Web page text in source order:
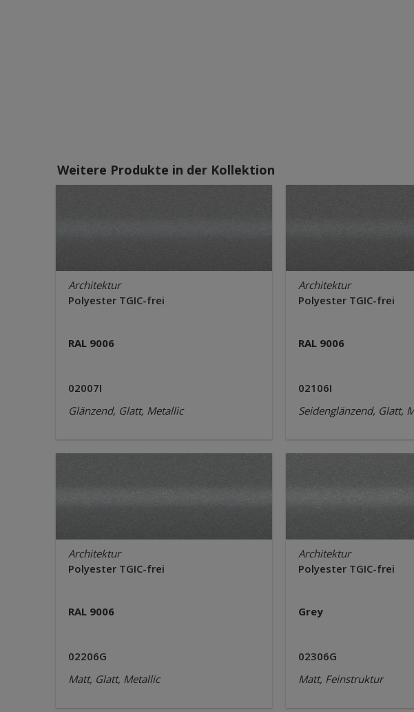
Weitere Produkte in der Kollektion
Architektur
Polyester TGIC-frei
RAL 9006
02007I
Glänzend, Glatt, Metallic
Architektur
Polyester TGIC-frei
RAL 9006
02106I
Seidenglänzend, Glatt,
Architektur
Polyester TGIC-frei
RAL 9006
02206G
Matt, Glatt, Metallic
Architektur
Polyester TGIC-frei
Grey
02306G
Matt, Feinstruktur